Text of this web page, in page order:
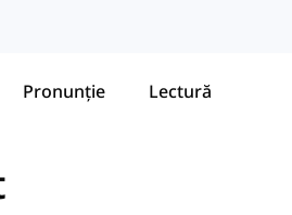
Pronunție Lectură